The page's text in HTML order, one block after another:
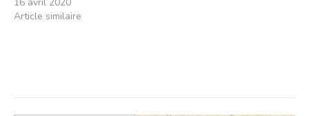
Article similaire